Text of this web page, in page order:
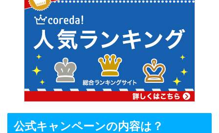
公式キャンペーンの内容は？